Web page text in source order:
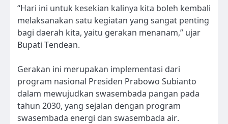
“Hari ini untuk kesekian kalinya kita boleh kembali
melaksanakan satu kegiatan yang sangat penting
bagi daerah kita, yaitu gerakan menanam,” ujar
Bupati Tendean.
Gerakan ini merupakan implementasi dari
program nasional Presiden Prabowo Subianto
dalam mewujudkan swasembada pangan pada
tahun 2030, yang sejalan dengan program
swasembada energi dan swasembada air.